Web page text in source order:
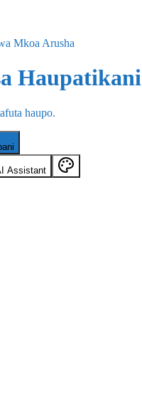
Mkoa Arusha
Haupatikani
haupo.
Assistant